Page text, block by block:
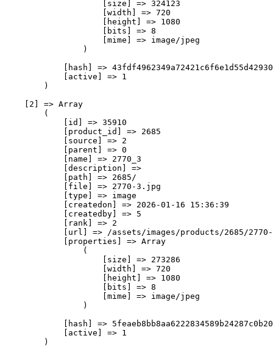
                    [size] => 324123
                    [width] => 720
                    [height] => 1080
                    [bits] => 8
                    [mime] => image/jpeg
                )
[hash] =>
            [active] => 1
        )
    [2] => Array
        (
            [id] => 35910
            [product_id] => 2685
            [source] => 2
            [parent] => 0
            [name] => 2770_3
            [description] =>
            [path] => 2685/
            [file] => 2770-3.jpg
            [type] => image
            [createdon] => 2026-01-16 15:36:39
            [createdby] => 5
            [rank] => 2
[url] => /assets/images/products/2685/
            [properties] => Array
                (
                    [size] => 273286
                    [width] => 720
                    [height] => 1080
                    [bits] => 8
                    [mime] => image/jpeg
                )
[hash] =>
            [active] => 1
        )